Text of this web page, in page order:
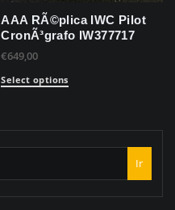
AAA RÃ©plica IWC Pilot
CronÃ³grafo IW377717
€649,00
Select options
Ir